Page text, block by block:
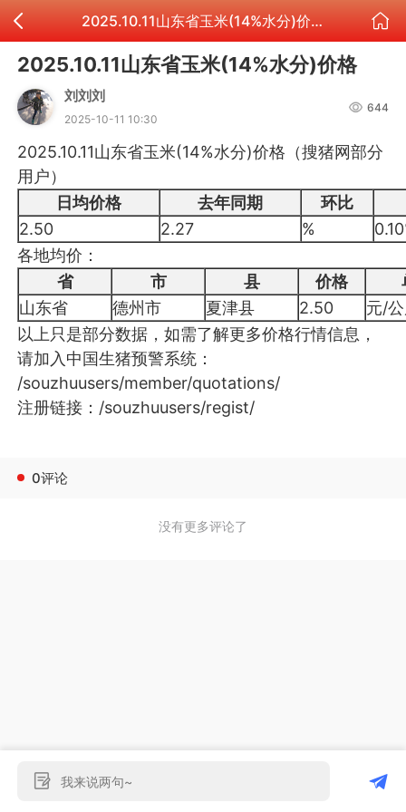
2025.10.11山东省玉米(14%水分)价格
2025.10.11山东省玉米(14%水分)价格
刘刘刘
2025-10-11 10:30
644
2025.10.11山东省玉米(14%水分)价格（搜猪网部分
用户）
日均价格
去年同期 环比
2.50
2.27 %
各地均价：
省
市 县 价格
山东省
德州市 夏津县 2.50
元/
以上只是部分数据，如需了解更多价格行情信息，
请加入中国生猪预警系统：
/souzhuusers/member/quotations/
注册链接： /souzhuusers/regist/
0评论
没有更多评论了